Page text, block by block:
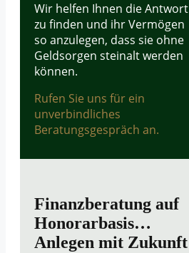
Wir helfen Ihnen die Antwort
zu finden und ihr Vermögen
so anzulegen, dass sie ohne
Geldsorgen steinalt werden
können.
Rufen Sie uns für ein
unverbindliches
Beratungsgespräch an.
Finanzberatung auf
Honorarbasis…
Anlegen mit Zukunft